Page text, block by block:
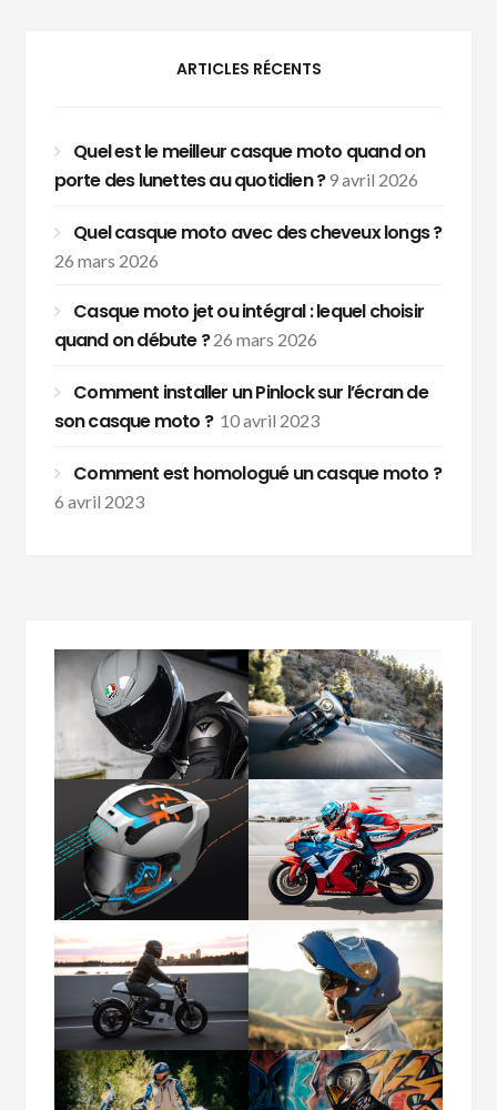
ARTICLES RÉCENTS
Quel est le meilleur casque moto quand on
porte des lunettes au quotidien ? 9 avril 2026
Quel casque moto avec des cheveux longs ?
26 mars 2026
Casque moto jet ou intégral : lequel choisir
quand on débute ? 26 mars 2026
Comment installer un Pinlock sur l’écran de
son casque moto ? 10 avril 2023
Comment est homologué un casque moto ?
6 avril 2023